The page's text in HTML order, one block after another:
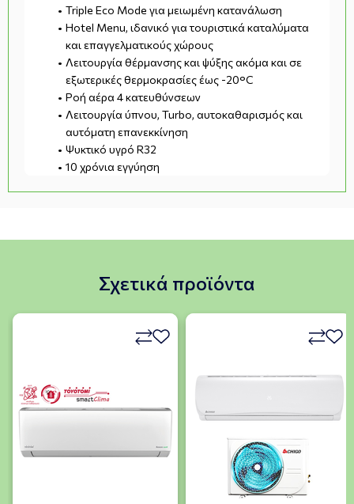
Triple Eco Mode για μειωμένη κατανάλωση
Hotel Menu, ιδανικό για τουριστικά καταλύματα
και επαγγελματικούς χώρους
Λειτουργία θέρμανσης και ψύξης ακόμα και σε
εξωτερικές θερμοκρασίες έως -20°C
Ροή αέρα 4 κατευθύνσεων
Λειτουργία ύπνου, Turbo, αυτοκαθαρισμός και
αυτόματη επανεκκίνηση
Ψυκτικό υγρό R32
10 χρόνια εγγύηση
Σχετικά προϊόντα